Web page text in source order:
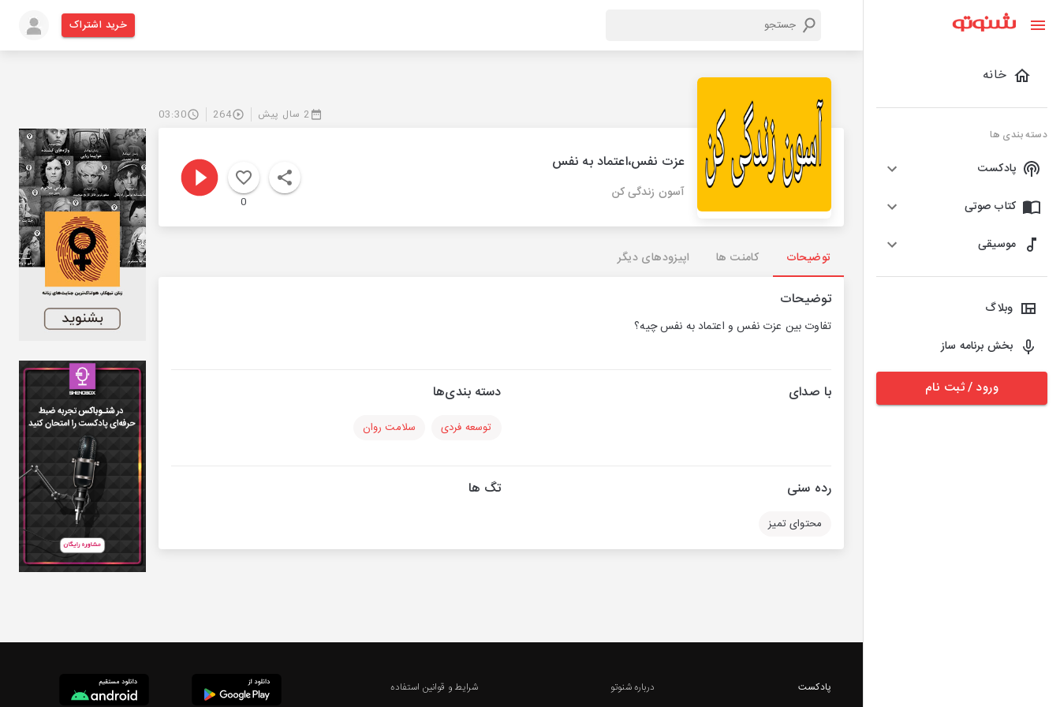
خانه
دسته بندی ها
پادکست
کتاب صوتی
موسیقی
وبلاگ
بخش برنامه ساز
ورود / ثبت نام
خرید اشتراک
2 سال پیش 264
03:30
عزت نفس،اعتماد به نفس
آسون زندگی کن
0
توضیحات کامنت ها اپیزودهای دیگر
توضیحات
تفاوت بین عزت نفس و اعتماد به نفس چیه؟
با صدای دسته بندی‌ها
توسعه فردی سلامت روان
رده سنی
محتوای تمیز
تگ ها
پادکست
درباره شنوتو
شرایط و قوانین استفاده